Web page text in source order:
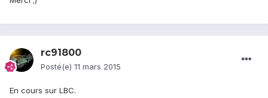
rc91800
Posté(e) 11 mars 2015
En cours sur LBC.